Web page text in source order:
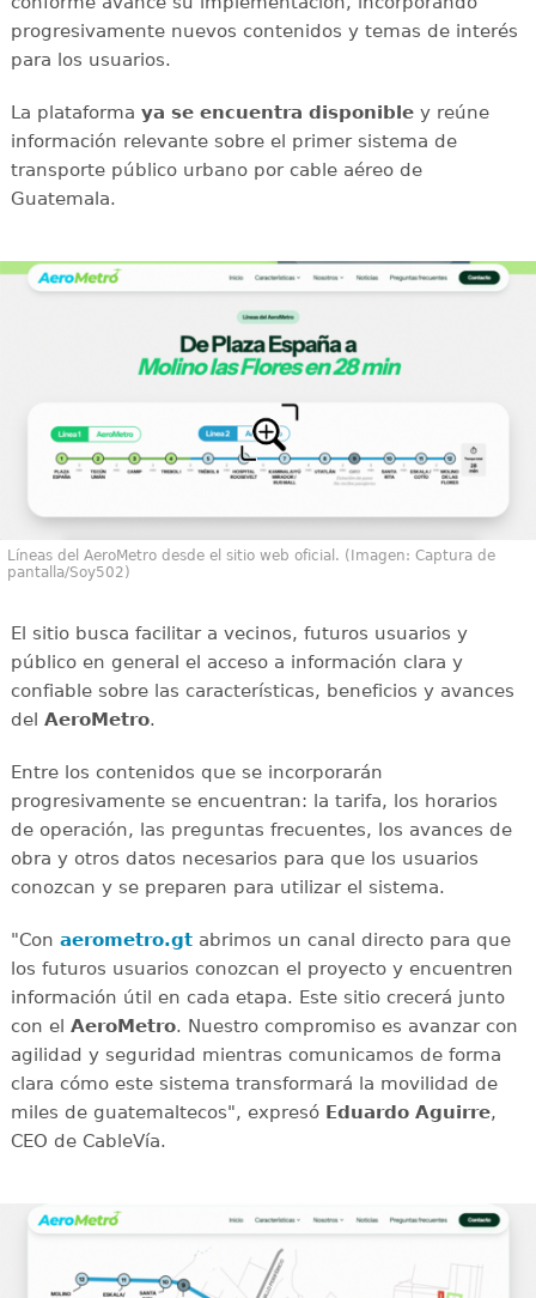
progresivamente nuevos contenidos y temas de interés
para los usuarios.
La plataforma ya se encuentra disponibley reúne
información relevante sobre el primer sistema de
transporte público urbano por cable aéreo de
Guatemala.
Líneas del AeroMetro desde el sitio web oficial. (Imagen: Captura de
pantalla/Soy502)
El sitio busca facilitar a vecinos, futuros usuarios y
público en general el acceso a información clara y
confiable sobre las características, beneficios y avances
del AeroMetro.
Entre los contenidos que se incorporarán
progresivamente se encuentran: la tarifa, los horarios
de operación, las preguntas frecuentes, los avances de
obra y otros datos necesarios para que los usuarios
conozcan y se preparen para utilizar el sistema.
"Con aerometro.gtabrimos un canal directo para que
los futuros usuarios conozcan el proyecto y encuentren
información útil en cada etapa. Este sitio crecerá junto
con el AeroMetro. Nuestro compromiso es avanzar con
agilidad y seguridad mientras comunicamos de forma
clara cómo este sistema transformará la movilidad de
miles de guatemaltecos", expresó Eduardo Aguirre,
CEO de CableVía.